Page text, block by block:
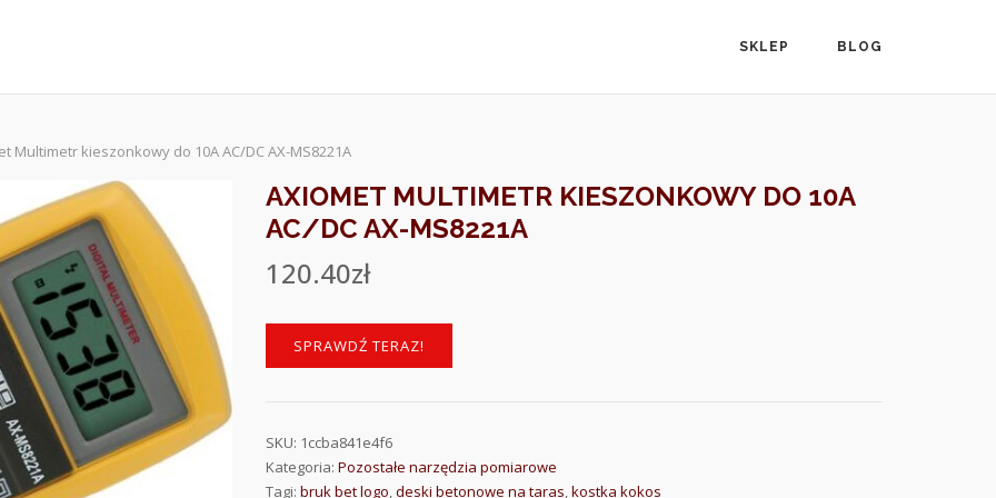
SKLEP BLOG
Multimetr kieszonkowy do 10A AC/DC AX-MS8221A
AXIOMET MULTIMETR KIESZONKOWY DO 10A
AC/DC AX-MS8221A
120.40zł
SPRAWDŹ TERAZ!
SKU: 1ccba841e4f6
Kategoria:Pozostałe narzędzia pomiarowe
Tagi:bruk bet logo,deski betonowe na taras,kostka kokos